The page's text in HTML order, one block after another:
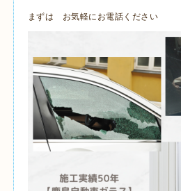
まずは お気軽にお電話ください